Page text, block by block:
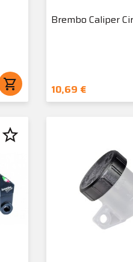
shopping_cart
Brembo Caliper
10,69 €
star_border